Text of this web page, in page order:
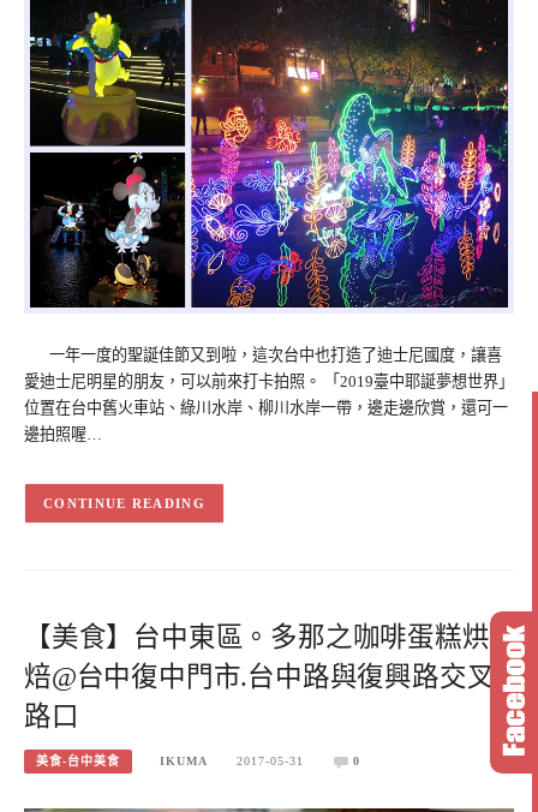
一年一度的聖誕佳節又到啦，這次台中也打造了迪士尼國度，讓喜
愛迪士尼明星的朋友，可以前來打卡拍照。 「2019臺中耶誕夢想世界」
位置在台中舊火車站、綠川水岸、柳川水岸一帶，邊走邊欣賞，還可一
邊拍照喔…
CONTINUE READING
【美食】台中東區。多那之咖啡蛋糕烘
焙@台中復中門市.台中路與復興路交叉
路口
美食-台中美食 IKUMA 2017-05-31 0